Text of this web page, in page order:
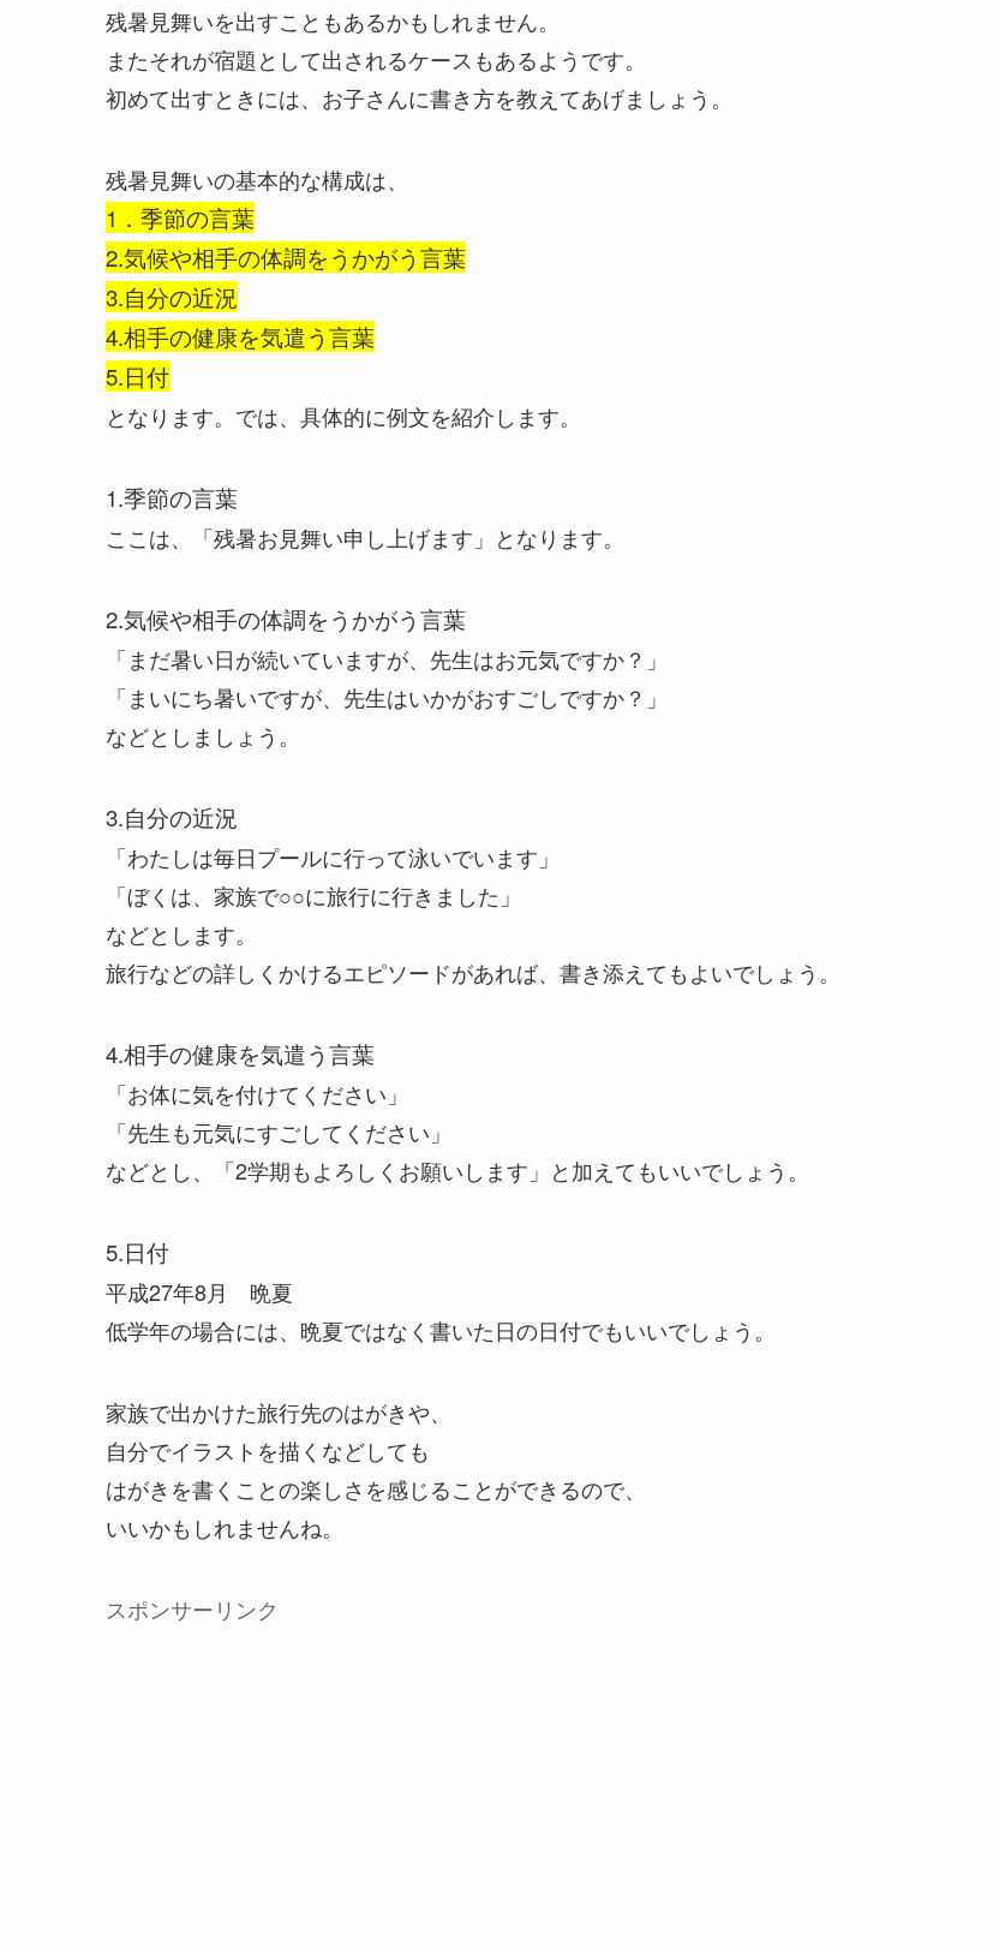
残暑見舞いを出すこともあるかもしれません。
またそれが宿題として出されるケースもあるようです。
初めて出すときには、お子さんに書き方を教えてあげましょう。
残暑見舞いの基本的な構成は、
1．季節の言葉
2.気候や相手の体調をうかがう言葉
3.自分の近況
4.相手の健康を気遣う言葉
5.日付
となります。では、具体的に例文を紹介します。
1.季節の言葉
ここは、「残暑お見舞い申し上げます」となります。
2.気候や相手の体調をうかがう言葉
「まだ暑い日が続いていますが、先生はお元気ですか？」
「まいにち暑いですが、先生はいかがおすごしですか？」
などとしましょう。
3.自分の近況
「わたしは毎日プールに行って泳いでいます」
「ぼくは、家族で○○に旅行に行きました」
などとします。
旅行などの詳しくかけるエピソードがあれば、書き添えてもよいでしょう。
4.相手の健康を気遣う言葉
「お体に気を付けてください」
「先生も元気にすごしてください」
などとし、「2学期もよろしくお願いします」と加えてもいいでしょう。
5.日付
平成27年8月 晩夏
低学年の場合には、晩夏ではなく書いた日の日付でもいいでしょう。
家族で出かけた旅行先のはがきや、
自分でイラストを描くなどしても
はがきを書くことの楽しさを感じることができるので、
いいかもしれませんね。
スポンサーリンク